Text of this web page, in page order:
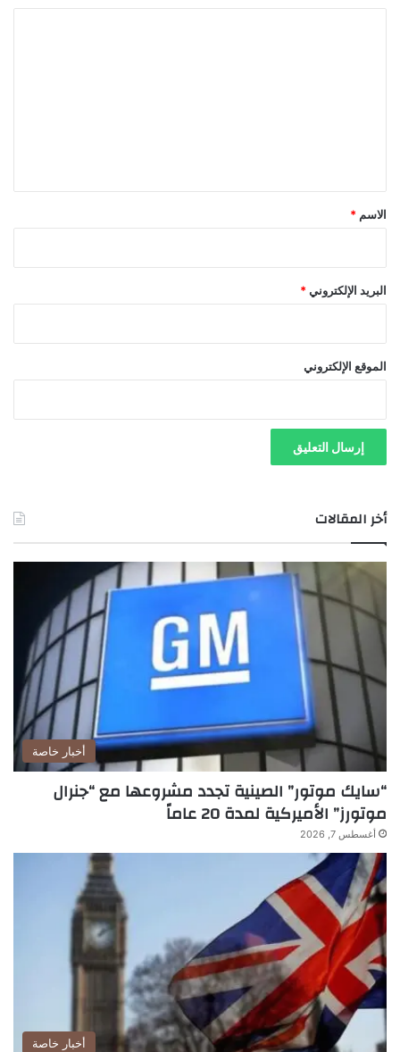
*
الاسم *
البريد الإلكتروني *
الموقع الإلكتروني
أخر المقالات
أخبار خاصة
“سايك موتور” الصينية تجدد مشروعها مع “جنرال
موتورز” الأميركية لمدة 20 عاماً
أغسطس 7, 2026
أخبار خاصة